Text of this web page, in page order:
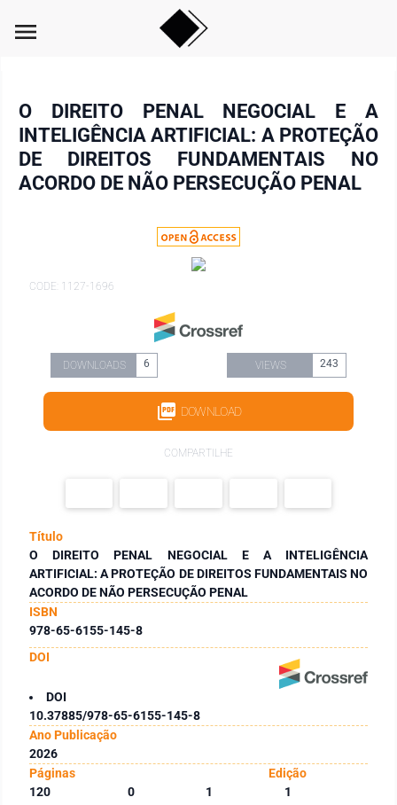
menu
O DIREITO PENAL NEGOCIAL E A
INTELIGÊNCIA ARTIFICIAL: A PROTEÇÃO
DE DIREITOS FUNDAMENTAIS NO
ACORDO DE NÃO PERSECUÇÃO PENAL
CODE: 1127-1696
DOWNLOADS 6 VIEWS 243
DOWNLOAD
COMPARTILHE
Título
O DIREITO PENAL NEGOCIAL E A INTELIGÊNCIA
ARTIFICIAL: A PROTEÇÃO DE DIREITOS FUNDAMENTAIS NO
ACORDO DE NÃO PERSECUÇÃO PENAL
ISBN
978-65-6155-145-8
DOI
DOI
10.37885/978-65-6155-145-8
Ano Publicação
2026
Páginas
Edição
120
0 1 1